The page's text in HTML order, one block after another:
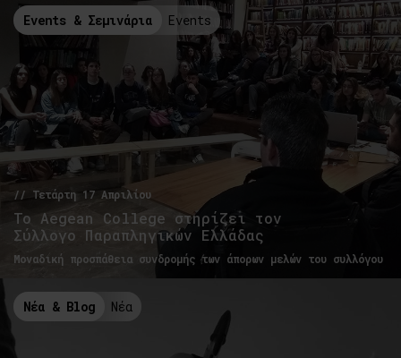
Events & Σεμινάρια Events
// Τετάρτη 17 Απριλίου
Το Aegean College στηρίζει τον
Σύλλογο Παραπληγικών Ελλάδας
Μοναδική προσπάθεια συνδρομής των άπορων μελών του συλλόγου
Νέα & Blog Νέα